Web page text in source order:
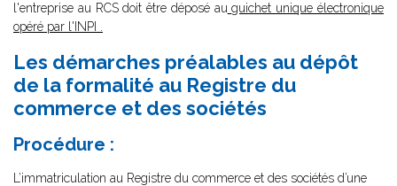
l'entreprise au RCS doit être déposé au guichet unique électronique
opéré par l'INPI
Les démarches préalables au dépôt
de la formalité au Registre du
commerce et des sociétés
Procédure :
L’immatriculation au Registre du commerce et des sociétés d’une